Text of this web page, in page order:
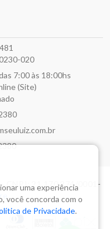
020
7:00 às 18:00hs
(Site)
CNPJ: 21.170.274/0001-
uma experiência
você concorda com o
de Privacidade.